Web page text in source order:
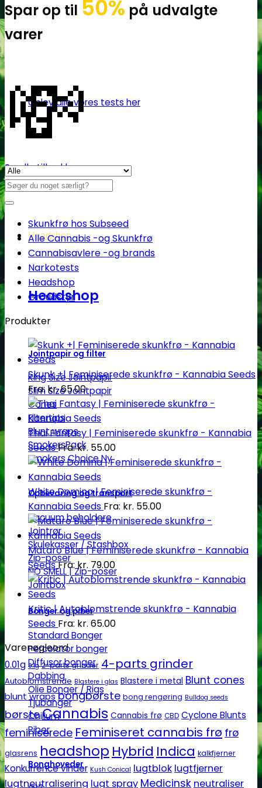
Oplev alle vores tests her
Headshop
Headshop
Jointpapir og filter
King Size Jointpapir
Slim Size Jointpapir
Cones
Filtertips
Blunt wraps
SmokersPack
Smokers Choice
Opbevaring og transport
Vacuum beholdere
Jointrør
Skulekasser / Stashbox
Zip-poser
NO SMELL | Zip-poser
Jointbox
Bonger og piber
Standard Bonger
Percolator bonger
Diffusor bonger
Dabbing
Olie Bonger / Rigs
Tjubanger
Chillum
Piber
Bonghoveder
Spar op til 50% på udvalgte
varer
💸
Se alle tilbud her
Søg
efter:
Skunkfrø hos Subseed
Alle Cannabis -og Skunkfrø
Cannabisavlere -og brands
Narkotests
Headshop
Groudstyr
Produkter
Skunk +| Feminiserede skunkfrø - Kannabia Seeds
Fra:kr.65.00
Thai Fantasy | Feminiserede skunkfrø - Kannabia
SeedsFra:kr. 55.00
White Domina | Feminiserede skunkfrø -
Kannabia Seeds Fra: kr. 55.00
Mataro Blue | Feminiserede skunkfrø - Kannabia
SeedsFra:kr. 79.00
Kritic | Autoblomstrende skunkfrø - Kannabia
Seeds Fra: kr. 65.00
Varenøgleord
0.01g 0.1g 2-parts grinder 4-parts grinder
Autoblomstrende Blastere i glas Blastere i metal Blunt cones
blunt wrapsbongbørste bong rengøring Bulldog seeds
børsteCannabis Cannabis frø CBD Cyclone Blunts
feminiserede Feminiseret cannabis frø frø
glasrens headshop Hybrid Indica kalkfjerner
Konkurrence vinder Kush Conical lugtblok lugtfjerner
lugtneutralisering lugt spray Medicinsk neutraliser